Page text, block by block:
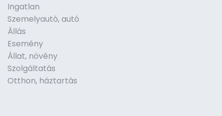
Ingatlan
Szemelyautó, autó
Állás
Esemény
Állat, növény
Szolgáltatás
Otthon, háztartás